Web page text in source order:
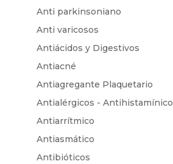
Anti parkinsoniano
Anti varicosos
Antiácidos y Digestivos
Antiacné
Antiagregante Plaquetario
Antialérgicos - Antihistamínico
Antiarrítmico
Antiasmático
Antibióticos